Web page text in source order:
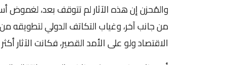
والمُحزن إن هذه الآثار لم تتوقف بعد، لغموض
من جانب آخر، وغياب التكاتف الدولي
الاقتصاد ولو على الأمد القصير، فكانت الآثار